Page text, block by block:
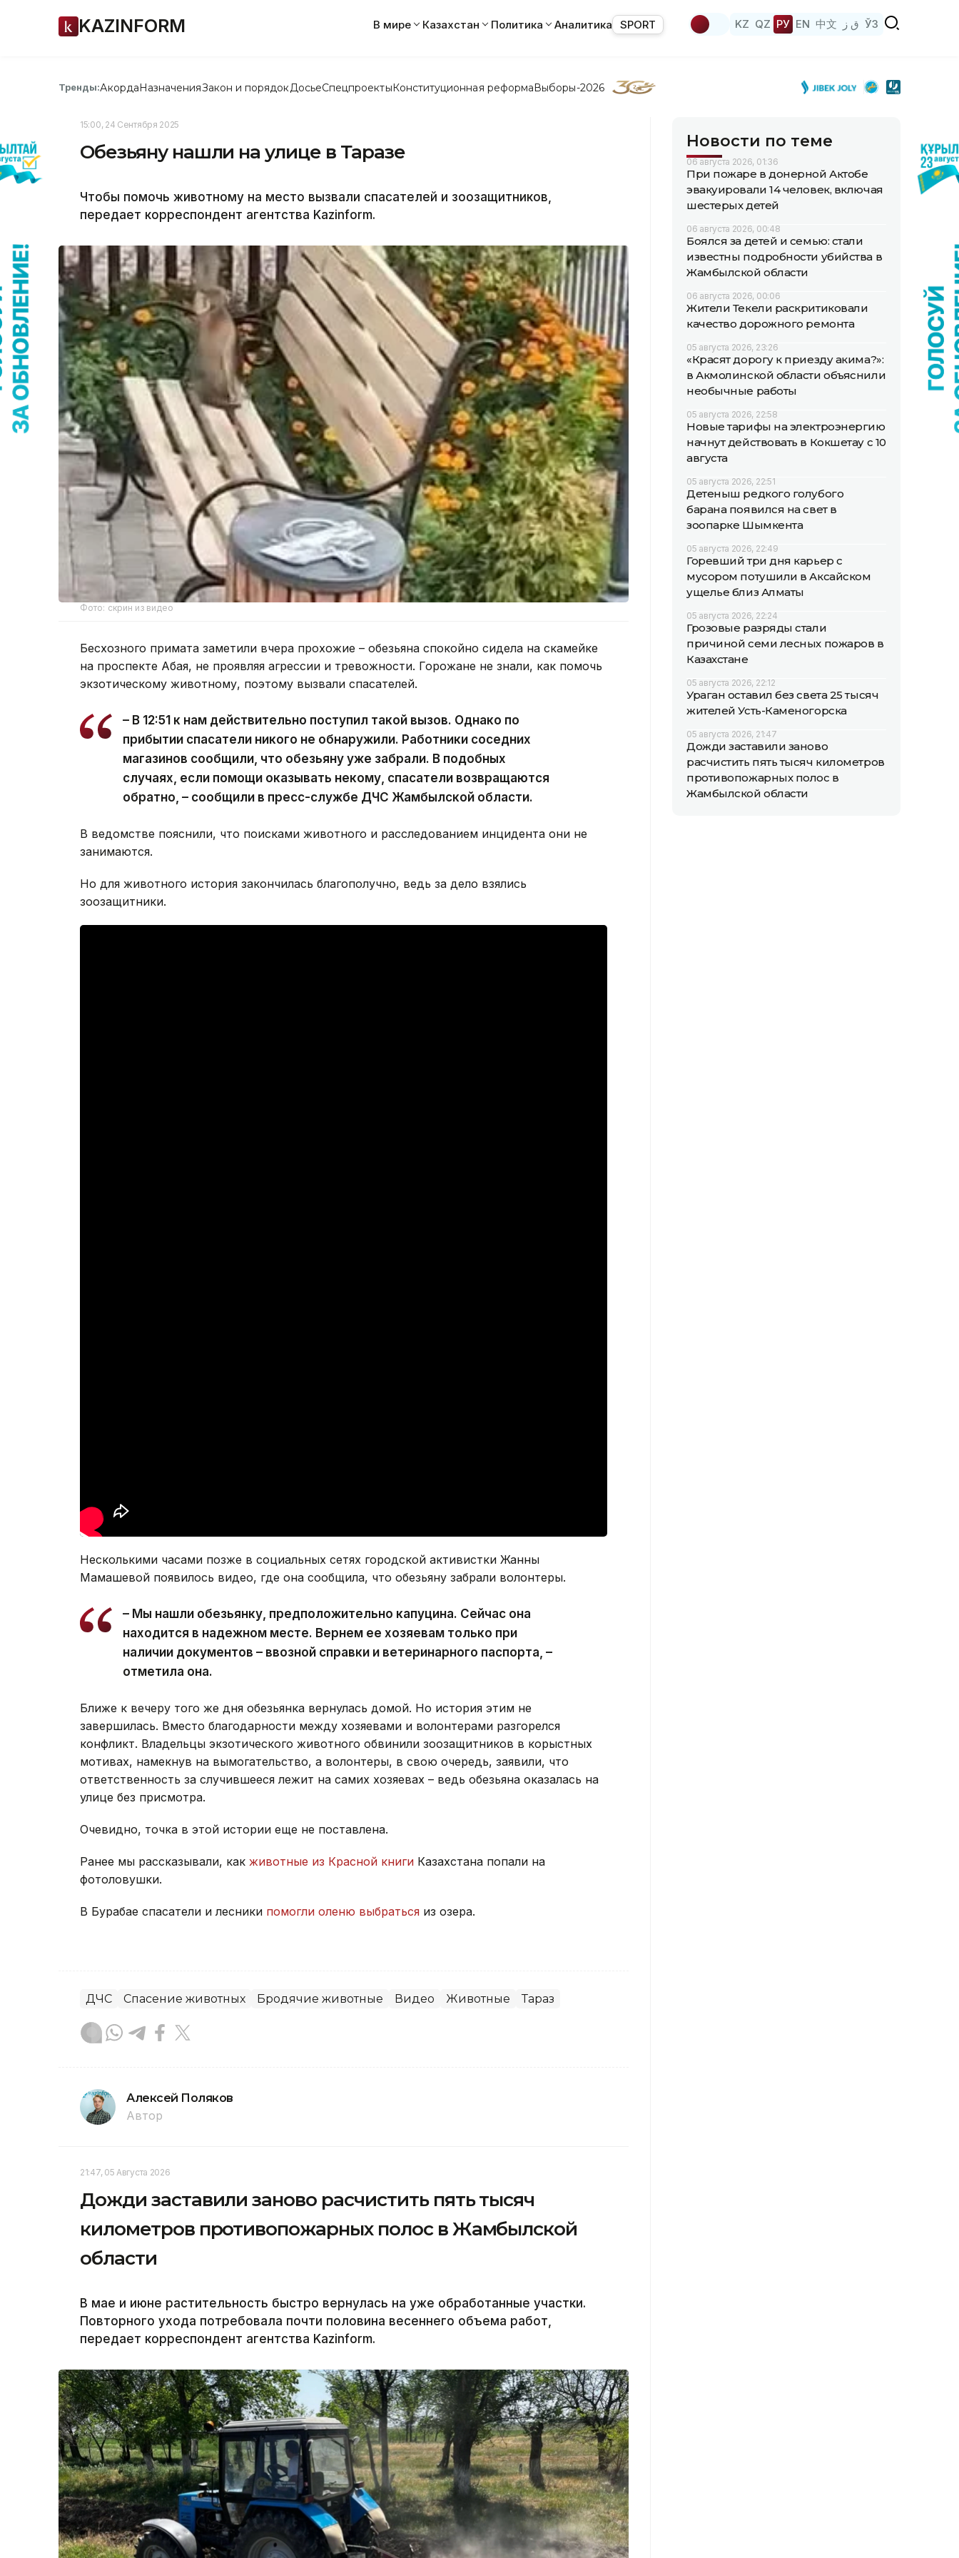
KAZINFORM В мире Казахстан Политика Аналитика SPORT KZ QZ РУ EN 中文 ق ز ЎЗ
Тренды:АкордаНазначенияЗакон и порядок ДосьеСпецпроектыКонституционная реформаВыборы-2026
15:00, 24 Сентября 2025
Обезьяну нашли на улице в Таразе
Чтобы помочь животному на место вызвали спасателей и зоозащитников,
передает корреспондент агентства Kazinform.
Фото: скрин из видео
Бесхозного примата заметили вчера прохожие – обезьяна спокойно сидела на скамейке
на проспекте Абая, не проявляя агрессии и тревожности. Горожане не знали, как помочь
экзотическому животному, поэтому вызвали спасателей.
– В 12:51 к нам действительно поступил такой вызов. Однако по
прибытии спасатели никого не обнаружили. Работники соседних
магазинов сообщили, что обезьяну уже забрали. В подобных
случаях, если помощи оказывать некому, спасатели возвращаются
обратно, – сообщили в пресс-службе ДЧС Жамбылской области.
В ведомстве пояснили, что поисками животного и расследованием инцидента они не
занимаются.
Но для животного история закончилась благополучно, ведь за дело взялись
зоозащитники.
Несколькими часами позже в социальных сетях городской активистки Жанны
Мамашевой появилось видео, где она сообщила, что обезьяну забрали волонтеры.
– Мы нашли обезьянку, предположительно капуцина. Сейчас она
находится в надежном месте. Вернем ее хозяевам только при
наличии документов – ввозной справки и ветеринарного паспорта, –
отметила она.
Ближе к вечеру того же дня обезьянка вернулась домой. Но история этим не
завершилась. Вместо благодарности между хозяевами и волонтерами разгорелся
конфликт. Владельцы экзотического животного обвинили зоозащитников в корыстных
мотивах, намекнув на вымогательство, а волонтеры, в свою очередь, заявили, что
ответственность за случившееся лежит на самих хозяевах – ведь обезьяна оказалась на
улице без присмотра.
Очевидно, точка в этой истории еще не поставлена.
Ранее мы рассказывали, как животные из Красной книги Казахстана попали на
фотоловушки.
В Бурабае спасатели и лесники помогли оленю выбраться из озера.
ДЧС Спасение животных Бродячие животные Видео Животные Тараз
Алексей Поляков
Автор
21:47, 05 Августа 2026
Дожди заставили заново расчистить пять тысяч
километров противопожарных полос в Жамбылской
области
В мае и июне растительность быстро вернулась на уже обработанные участки.
Повторного ухода потребовала почти половина весеннего объема работ,
передает корреспондент агентства Kazinform.
Новости по теме
06 августа 2026, 01:36
При пожаре в донерной Актобе
эвакуировали 14 человек, включая
шестерых детей
06 августа 2026, 00:48
Боялся за детей и семью: стали
известны подробности убийства в
Жамбылской области
06 августа 2026, 00:06
Жители Текели раскритиковали
качество дорожного ремонта
05 августа 2026, 23:26
«Красят дорогу к приезду акима?»:
в Акмолинской области объяснили
необычные работы
05 августа 2026, 22:58
Новые тарифы на электроэнергию
начнут действовать в Кокшетау с 10
августа
05 августа 2026, 22:51
Детеныш редкого голубого
барана появился на свет в
зоопарке Шымкента
05 августа 2026, 22:49
Горевший три дня карьер с
мусором потушили в Аксайском
ущелье близ Алматы
05 августа 2026, 22:24
Грозовые разряды стали
причиной семи лесных пожаров в
Казахстане
05 августа 2026, 22:12
Ураган оставил без света 25 тысяч
жителей Усть-Каменогорска
05 августа 2026, 21:47
Дожди заставили заново
расчистить пять тысяч километров
противопожарных полос в
Жамбылской области